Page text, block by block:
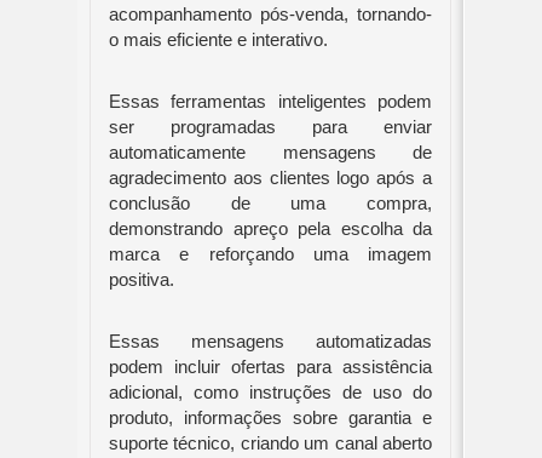
acompanhamento pós-venda, tornando-
o mais eficiente e interativo.
Essas ferramentas inteligentes podem
ser programadas para enviar
automaticamente mensagens de
agradecimento aos clientes logo após a
conclusão de uma compra,
demonstrando apreço pela escolha da
marca e reforçando uma imagem
positiva.
Essas mensagens automatizadas
podem incluir ofertas para assistência
adicional, como instruções de uso do
produto, informações sobre garantia e
suporte técnico, criando um canal aberto